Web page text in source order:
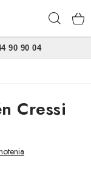
90 90 04
Cressi